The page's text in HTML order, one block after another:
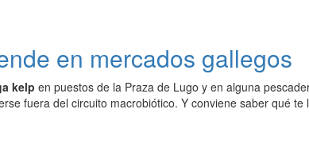
en mercados gallegos
kelp en puestos de la Praza de Lugo y en alguna
fuera del circuito macrobiótico. Y conviene saber qué